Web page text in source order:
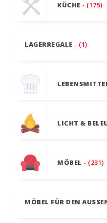
KÜCHE - (175)
LAGERREGALE - (1)
LICHT &
MÖBEL - (231)
MÖBEL FÜR DEN